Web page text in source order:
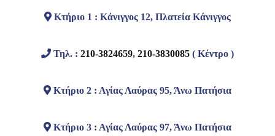
Κτήριο 1 : Κάνιγγος 12, Πλατεία Κάνιγγος
Τηλ. : 210-3824659, 210-3830085 ( Κέντρο )
Κτήριο 2 : Αγίας Λαύρας 95, Άνω Πατήσια
Κτήριο 3 : Αγίας Λαύρας 97, Άνω Πατήσια